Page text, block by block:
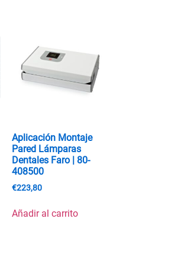
Aplicación Montaje
Pared Lámparas
Dentales Faro | 80-
408500
€223,80
Añadir al carrito